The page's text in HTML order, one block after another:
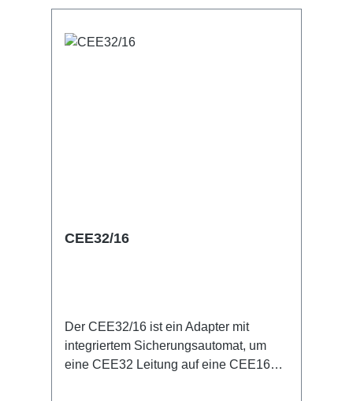
CEE32/16
Der CEE32/16 ist ein Adapter mit
integriertem Sicherungsautomat, um
eine CEE32 Leitung auf eine CEE16